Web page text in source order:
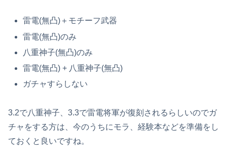
雷電(無凸)＋モチーフ武器
雷電(無凸)のみ
八重神子(無凸)のみ
雷電(無凸) + 八重神子(無凸)
ガチャすらしない
3.2で八重神子、3.3で雷電将軍が復刻されるらしいのでガ
チャをする方は、今のうちにモラ、経験本などを準備をし
ておくと良いですね。